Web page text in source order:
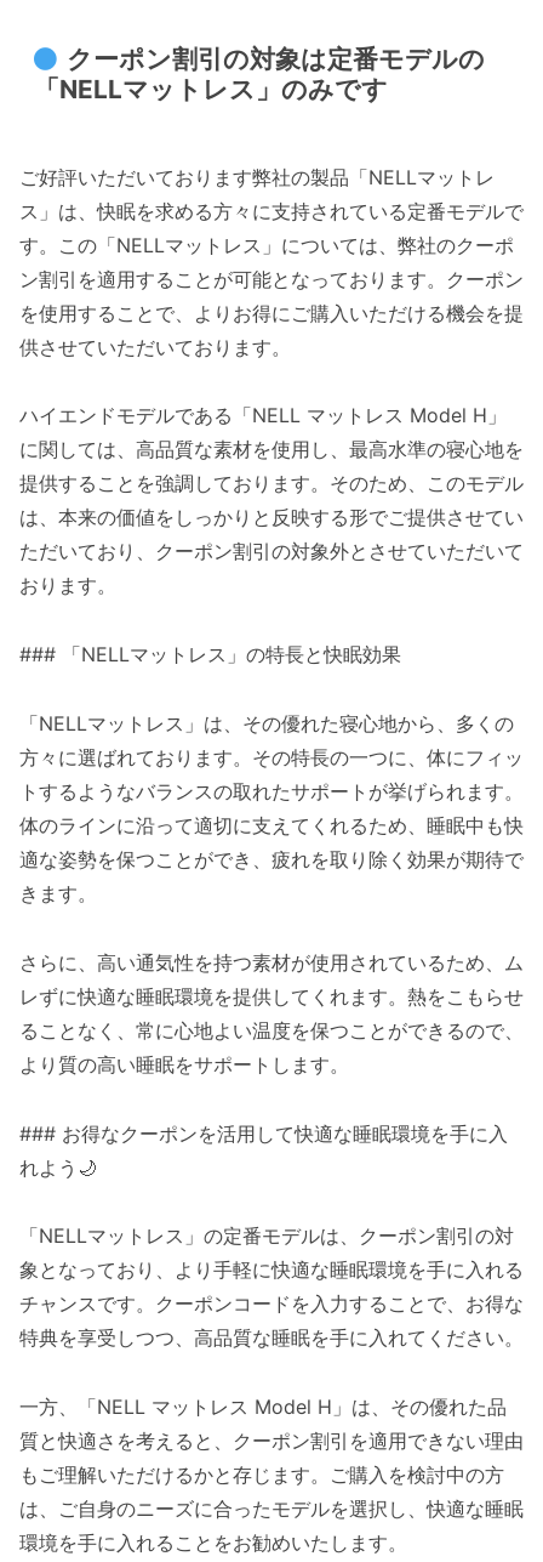
クーポン割引の対象は定番モデルの
「NELLマットレス」のみです
ご好評いただいております弊社の製品「NELLマットレ
ス」は、快眠を求める方々に支持されている定番モデルで
す。この「NELLマットレス」については、弊社のクーポ
ン割引を適用することが可能となっております。クーポン
を使用することで、よりお得にご購入いただける機会を提
供させていただいております。
ハイエンドモデルである「NELL マットレス Model H」
に関しては、高品質な素材を使用し、最高水準の寝心地を
提供することを強調しております。そのため、このモデル
は、本来の価値をしっかりと反映する形でご提供させてい
ただいており、クーポン割引の対象外とさせていただいて
おります。
### 「NELLマットレス」の特長と快眠効果
「NELLマットレス」は、その優れた寝心地から、多くの
方々に選ばれております。その特長の一つに、体にフィッ
トするようなバランスの取れたサポートが挙げられます。
体のラインに沿って適切に支えてくれるため、睡眠中も快
適な姿勢を保つことができ、疲れを取り除く効果が期待で
きます。
さらに、高い通気性を持つ素材が使用されているため、ム
レずに快適な睡眠環境を提供してくれます。熱をこもらせ
ることなく、常に心地よい温度を保つことができるので、
より質の高い睡眠をサポートします。
### お得なクーポンを活用して快適な睡眠環境を手に入
れよう🌙
「NELLマットレス」の定番モデルは、クーポン割引の対
象となっており、より手軽に快適な睡眠環境を手に入れる
チャンスです。クーポンコードを入力することで、お得な
特典を享受しつつ、高品質な睡眠を手に入れてください。
一方、「NELL マットレス Model H」は、その優れた品
質と快適さを考えると、クーポン割引を適用できない理由
もご理解いただけるかと存じます。ご購入を検討中の方
は、ご自身のニーズに合ったモデルを選択し、快適な睡眠
環境を手に入れることをお勧めいたします。